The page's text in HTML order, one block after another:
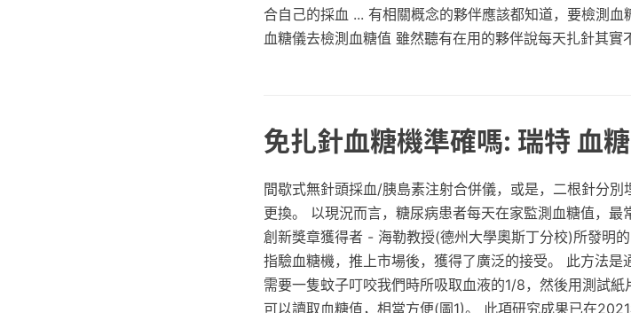
合自己的採血 ... 有相關概念的夥伴應該都知道，要檢測
血糖儀去檢測血糖值 雖然聽有在用的夥伴說每天扎針其實
免扎針血糖機準確嗎: 瑞特 血
間歇式無針頭採血/胰島素注射合併儀，或是，二根針分
更換。 以現況而言，糖尿病患者每天在家監測血糖值，
創新獎章獲得者 - 海勒教授(德州大學奧斯丁分校)所發明
指驗血糖機，推上市場後，獲得了廣泛的接受。 此方法是
需要一隻蚊子叮咬我們時所吸取血液的1/8，然後用測試
可以讀取血糖值，相當方便(圖1)。 此項研究成果已在